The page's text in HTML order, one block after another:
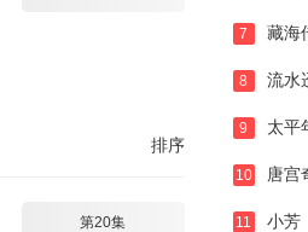
排序
第20集
7 藏海
8 流水
9 太平
10 唐宫
11 小芳